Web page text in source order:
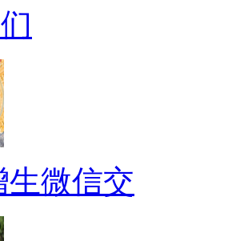
生微信交